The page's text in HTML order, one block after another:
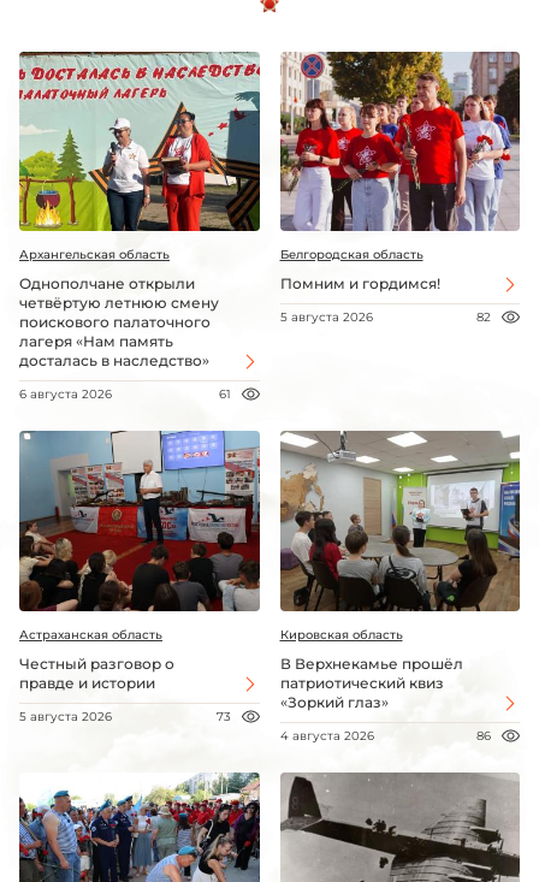
Архангельская область
Однополчане открыли
четвёртую летнюю смену
поискового палаточного
лагеря «Нам память
досталась в наследство»
6 августа 2026 61
Белгородская область
Помним и гордимся!
5 августа 2026 82
Астраханская область
Честный разговор о
правде и истории
5 августа 2026 73
Кировская область
В Верхнекамье прошёл
патриотический квиз
«Зоркий глаз»
4 августа 2026 86